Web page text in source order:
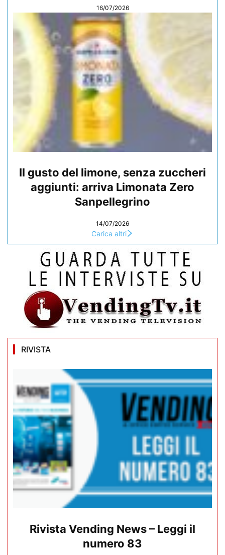
16/07/2026
Il gusto del limone, senza zuccheri
aggiunti: arriva Limonata Zero
Sanpellegrino
14/07/2026
Carica altri
RIVISTA
Rivista Vending News – Leggi il
numero 83